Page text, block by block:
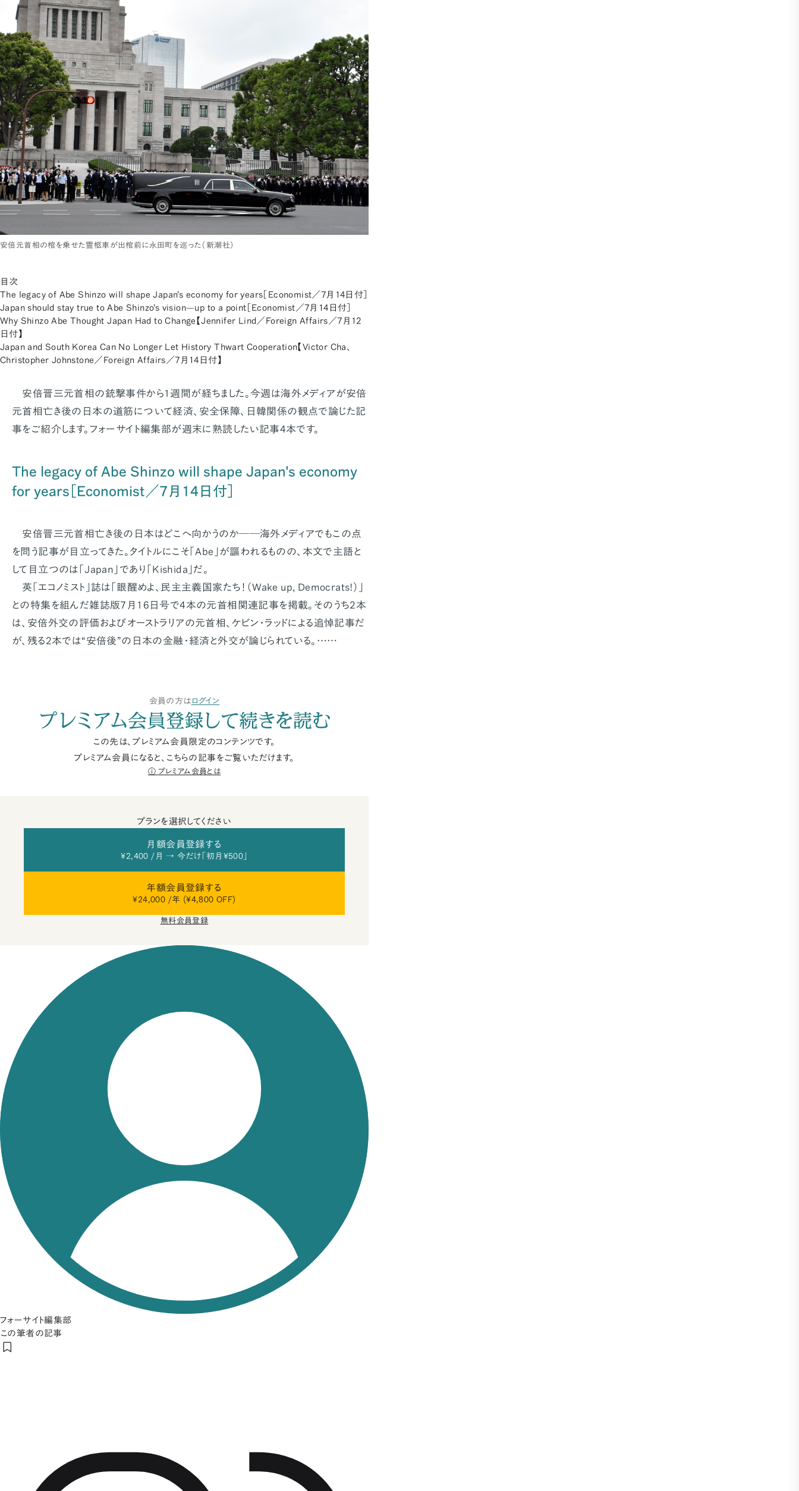
安倍元首相の棺を乗せた霊柩車が出棺前に永田町を巡った（新潮社）
目次
The legacy of Abe Shinzo will shape Japan's economy for years［Economist／7月14日付］
Japan should stay true to Abe Shinzo's vision—up to a point［Economist／7月14日付］
Why Shinzo Abe Thought Japan Had to Change【Jennifer Lind／Foreign Affairs／7月12
日付】
Japan and South Korea Can No Longer Let History Thwart Cooperation【Victor Cha、
Christopher Johnstone／Foreign Affairs／7月14日付】
安倍晋三元首相の銃撃事件から1週間が経ちました。今週は海外メディアが安倍
元首相亡き後の日本の道筋について経済、安全保障、日韓関係の観点で論じた記
事をご紹介します。フォーサイト編集部が週末に熟読したい記事4本です。
The legacy of Abe Shinzo will shape Japan's economy
for years［Economist／7月14日付］
安倍晋三元首相亡き後の日本はどこへ向かうのか──海外メディアでもこの点
を問う記事が目立ってきた。タイトルにこそ「Abe」が謳われるものの、本文で主語と
して目立つのは「Japan」であり「Kishida」だ。
英「エコノミスト」誌は「眼醒めよ、民主主義国家たち！（Wake up, Democrats!）」
との特集を組んだ雑誌版7月16日号で4本の元首相関連記事を掲載。そのうち2本
は、安倍外交の評価およびオーストラリアの元首相、ケビン・ラッドによる追悼記事だ
が、残る2本では“安倍後”の日本の金融・経済と外交が論じられている。……
会員の方は ログイン
プレミアム会員登録して続きを読む
この先は、プレミアム会員限定のコンテンツです。
プレミアム会員になると、こちらの記事をご覧いただけます。
プレミアム会員とは
プランを選択してください
月額会員登録する
¥2,400 /月 → 今だけ「初月¥500」
年額会員登録する
¥24,000 /年 (¥4,800 OFF)
無料会員登録
フォーサイト編集部
この筆者の記事